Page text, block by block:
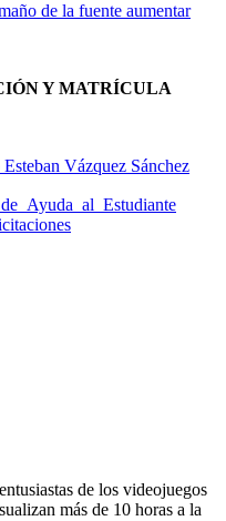
de la fuente aumentar
Y MATRÍCULA
Vázquez Sánchez
Ayuda al Estudiante
de los videojuegos
más de 10 horas a la